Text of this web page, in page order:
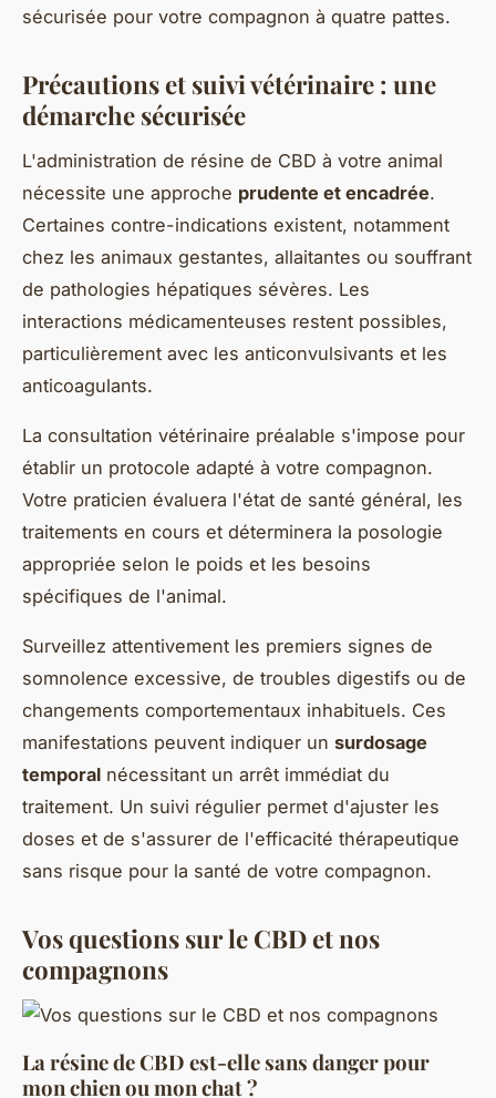
sécurisée pour votre compagnon à quatre pattes.
Précautions et suivi vétérinaire : une
démarche sécurisée
L'administration de résine de CBD à votre animal
nécessite une approche prudente et encadrée.
Certaines contre-indications existent, notamment
chez les animaux gestantes, allaitantes ou souffrant
de pathologies hépatiques sévères. Les
interactions médicamenteuses restent possibles,
particulièrement avec les anticonvulsivants et les
anticoagulants.
La consultation vétérinaire préalable s'impose pour
établir un protocole adapté à votre compagnon.
Votre praticien évaluera l'état de santé général, les
traitements en cours et déterminera la posologie
appropriée selon le poids et les besoins
spécifiques de l'animal.
Surveillez attentivement les premiers signes de
somnolence excessive, de troubles digestifs ou de
changements comportementaux inhabituels. Ces
manifestations peuvent indiquer un surdosage
temporal nécessitant un arrêt immédiat du
traitement. Un suivi régulier permet d'ajuster les
doses et de s'assurer de l'efficacité thérapeutique
sans risque pour la santé de votre compagnon.
Vos questions sur le CBD et nos
compagnons
La résine de CBD est-elle sans danger pour
mon chien ou mon chat ?